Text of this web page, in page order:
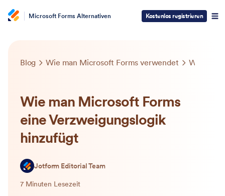
Microsoft Forms Alternativen Kostenlos registrieren
Blog Wie man Microsoft Forms verwendet
Wie man Microsoft Forms
eine Verzweigungslogik
hinzufügt
Jotform Editorial Team
7 Minuten Lesezeit